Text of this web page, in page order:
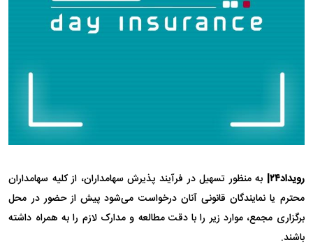
رویداد۲۴|
به منظور تسهیل در فرآیند پذیرش سهامداران، از کلیه سهامداران
محترم یا نمایندگان قانونی آنان درخواست می‌شود پیش از حضور در محل
برگزاری مجمع، موارد زیر را با دقت مطالعه و مدارک لازم را به همراه داشته
باشند.